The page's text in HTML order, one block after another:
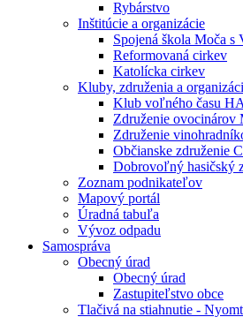
Rybárstvo
Inštitúcie a organizácie
Spojená škola Moča s
Reformovaná cirkev
Katolícka cirkev
Kluby, združenia a
Klub voľného času
Združenie ovocinárov
Združenie
Občianske združenie
Dobrovoľný hasičský
Zoznam podnikateľov
Mapový portál
Úradná tabuľa
Vývoz odpadu
Samospráva
Obecný úrad
Obecný úrad
Zastupiteľstvo obce
Tlačivá na stiahnutie -